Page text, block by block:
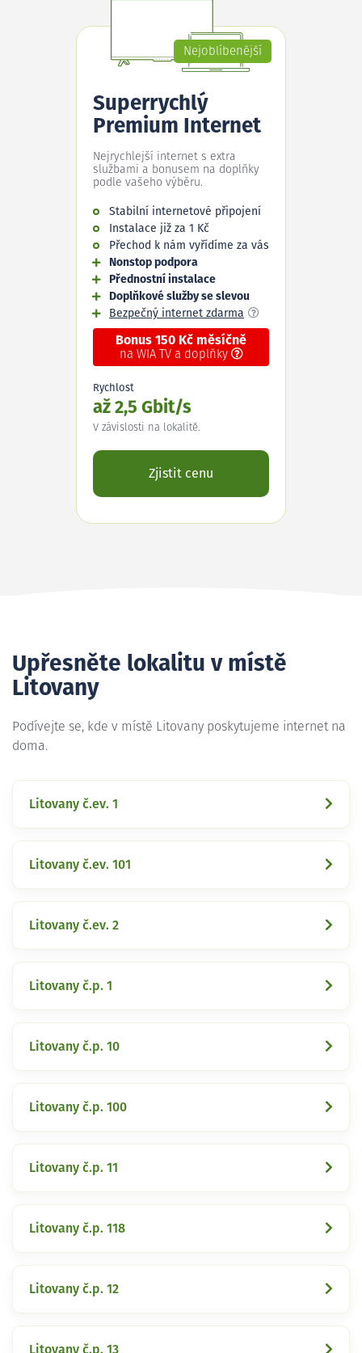
Nejoblíbenější
Superrychlý
Premium Internet
Nejrychlejší internet s extra
službami a bonusem na doplňky
podle vašeho výběru.
Stabilní internetové připojení
Instalace již za 1 Kč
Přechod k nám vyřídíme za vás
Nonstop podpora
Přednostní instalace
Doplňkové služby se slevou
Bezpečný internet zdarma
Bonus 150 Kč měsíčně
na WIA TV a doplňky
Rychlost
až 2,5 Gbit/s
V závislosti na lokalitě.
Zjistit cenu
Upřesněte lokalitu v místě
Litovany
Podívejte se, kde v místě Litovany poskytujeme internet na
doma.
Litovany č.ev. 1
Litovany č.ev. 101
Litovany č.ev. 2
Litovany č.p. 1
Litovany č.p. 10
Litovany č.p. 100
Litovany č.p. 11
Litovany č.p. 118
Litovany č.p. 12
Litovany č.p. 13